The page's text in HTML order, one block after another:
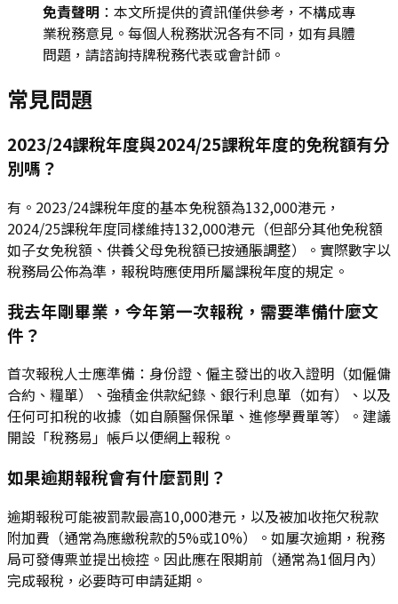
免責聲明 ：本文所提供的資訊僅供參考，不構成專
業稅務意見。每個人稅務狀況各有不同，如有具體
問題，請諮詢持牌稅務代表或會計師。
常見問題
2023/24課稅年度與2024/25課稅年度的免稅額有分
別嗎？
有。2023/24課稅年度的基本免稅額為132,000港元，
2024/25課稅年度同樣維持132,000港元（但部分其他免稅額
如子女免稅額、供養父母免稅額已按通脹調整）。實際數字以
稅務局公佈為準，報稅時應使用所屬課稅年度的規定。
我去年剛畢業，今年第一次報稅，需要準備什麼文
件？
首次報稅人士應準備：身份證、僱主發出的收入證明（如僱傭
合約、糧單）、強積金供款紀錄、銀行利息單（如有）、以及
任何可扣稅的收據（如自願醫保保單、進修學費單等）。建議
開設「稅務易」帳戶以便網上報稅。
如果逾期報稅會有什麼罰則？
逾期報稅可能被罰款最高10,000港元，以及被加收拖欠稅款
附加費（通常為應繳稅款的5%或10%）。如屢次逾期，稅務
局可發傳票並提出檢控。因此應在限期前（通常為1個月內）
完成報稅，必要時可申請延期。